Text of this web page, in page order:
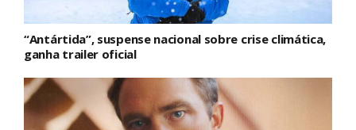
“Antártida”, suspense nacional sobre crise climática,
ganha trailer oficial